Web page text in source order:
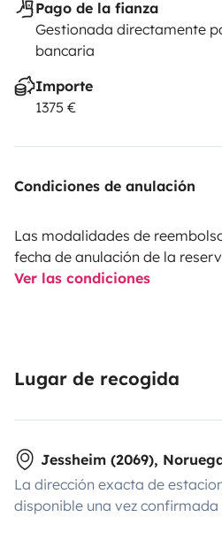
Pago de la fianza
Gestionada directamente
bancaria
Importe
1375 €
Condiciones de anulación
Las modalidades de
fecha de anulación de la
Ver las condiciones
Lugar de recogida
Jessheim (2069),
La dirección exacta de
disponible una vez confirmada